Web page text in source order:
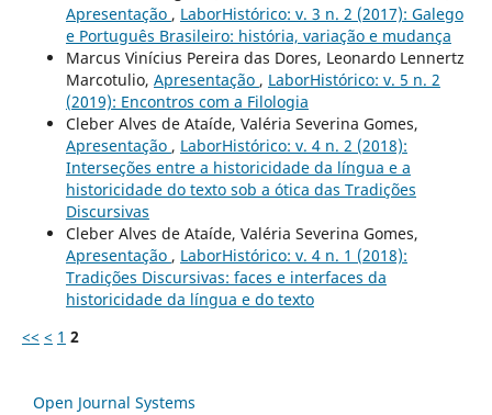
Apresentação , LaborHistórico: v. 3 n. 2 (2017): Galego
e Português Brasileiro: história, variação e mudança
Marcus Vinícius Pereira das Dores, Leonardo Lennertz
Marcotulio, Apresentação , LaborHistórico: v. 5 n. 2
(2019): Encontros com a Filologia
Cleber Alves de Ataíde, Valéria Severina Gomes,
Apresentação , LaborHistórico: v. 4 n. 2 (2018):
Interseções entre a historicidade da língua e a
historicidade do texto sob a ótica das Tradições
Discursivas
Cleber Alves de Ataíde, Valéria Severina Gomes,
Apresentação , LaborHistórico: v. 4 n. 1 (2018):
Tradições Discursivas: faces e interfaces da
historicidade da língua e do texto
<< < 1 2
Open Journal Systems